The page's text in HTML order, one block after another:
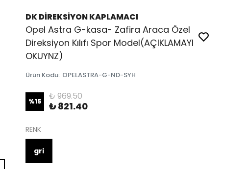
DK DİREKSİYON KAPLAMACI
Opel Astra G-kasa- Zafira Araca Özel
Direksiyon Kılıfı Spor Model(AÇIKLAMAYI
OKUYNZ)
Ürün Kodu: OPELASTRA-G-ND-SYH
%15 ₺ 969.50
₺ 821.40
RENK
gri